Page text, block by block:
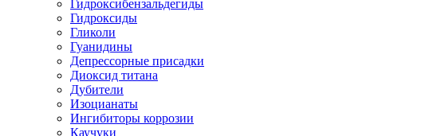
Гидроксибензальдегиды
Гидроксиды
Гликоли
Гуанидины
Депрессорные присадки
Диоксид титана
Дубители
Изоцианаты
Ингибиторы коррозии
Каучуки